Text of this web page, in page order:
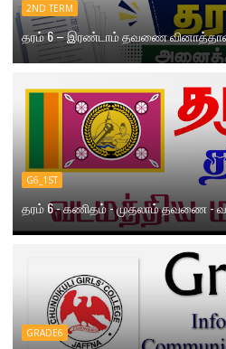
2ND TERM
தரம் 6 – இரண்டாம் தவணை
G6_1ST
தரம் 6 - கணிதம் - முதலாம் தவணை -
GRADE6